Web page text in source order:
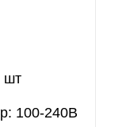
шт
100-240В